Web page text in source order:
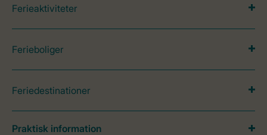
Ferieaktiviteter
Ferieboliger
Feriedestinationer
Praktisk information